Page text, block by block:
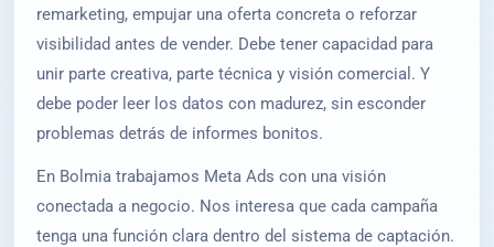
remarketing, empujar una oferta concreta o reforzar
visibilidad antes de vender. Debe tener capacidad para
unir parte creativa, parte técnica y visión comercial. Y
debe poder leer los datos con madurez, sin esconder
problemas detrás de informes bonitos.
En Bolmia trabajamos Meta Ads con una visión
conectada a negocio. Nos interesa que cada campaña
tenga una función clara dentro del sistema de captación.